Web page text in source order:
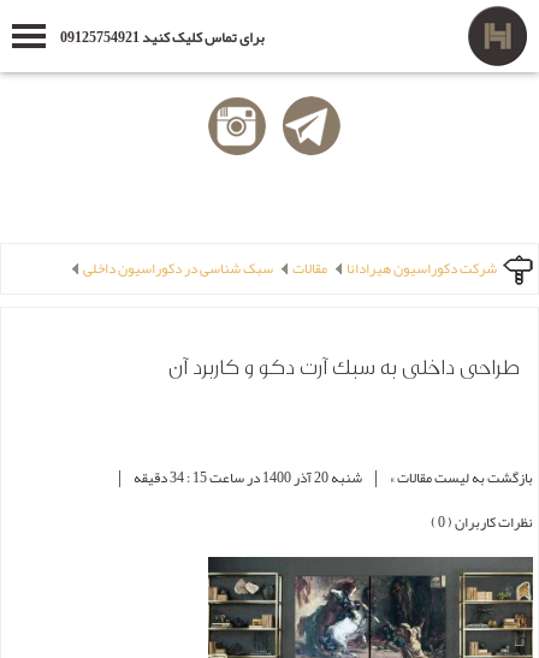
برای تماس کلیک کنید 09125754921
شرکت دکوراسیون هیرادانا مقالات سبک شناسی در دکوراسیون داخلی
طراحی داخلی به سبک آرت دکو و کاربرد آن
بازگشت به لیست مقالات » | شنبه 20 آذر 1400 در ساعت 15 : 34 دقیقه |
نظرات کاربران ( 0 )